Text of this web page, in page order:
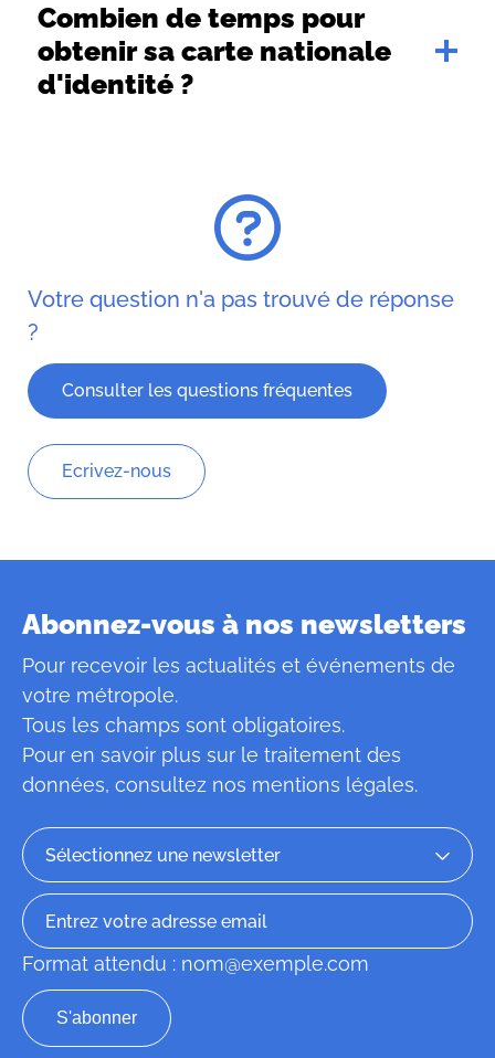
Combien de temps pour
obtenir sa carte nationale
d'identité ?
Votre question n'a pas trouvé de réponse
?
Consulter les questions fréquentes
Ecrivez-nous
Abonnez-vous à nos newsletters
Pour recevoir les actualités et événements de
votre métropole.
Tous les champs sont obligatoires.
Pour en savoir plus sur le traitement des
données, consultez nos mentions légales.
Format attendu : nom@exemple.com